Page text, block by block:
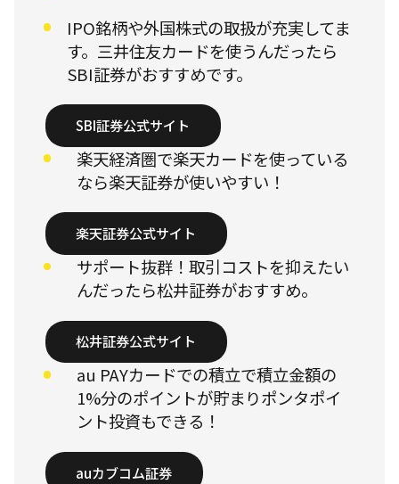
IPO銘柄や外国株式の取扱が充実してま
す。三井住友カードを使うんだったら
SBI証券がおすすめです。
SBI証券公式サイト
楽天経済圏で楽天カードを使っている
なら楽天証券が使いやすい！
楽天証券公式サイト
サポート抜群！取引コストを抑えたい
んだったら松井証券がおすすめ。
松井証券公式サイト
au PAYカードでの積立で積立金額の
1%分のポイントが貯まりポンタポイ
ント投資もできる！
auカブコム証券